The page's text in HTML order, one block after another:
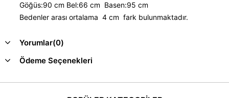
Göğüs:90 cm Bel:66 cm Basen:95 cm
Bedenler arası ortalama 4 cm fark bulunmaktadır.
Yorumlar(0)
Ödeme Seçenekleri